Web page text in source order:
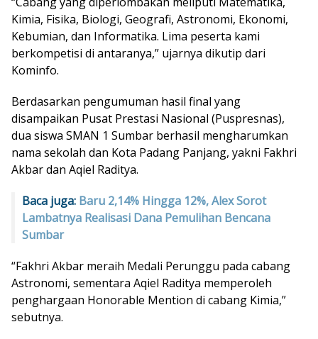
Kimia, Fisika, Biologi, Geografi, Astronomi, Ekonomi,
Kebumian, dan Informatika. Lima peserta kami
berkompetisi di antaranya,” ujarnya dikutip dari
Kominfo.
Berdasarkan pengumuman hasil final yang
disampaikan Pusat Prestasi Nasional (Puspresnas),
dua siswa SMAN 1 Sumbar berhasil mengharumkan
nama sekolah dan Kota Padang Panjang, yakni Fakhri
Akbar dan Aqiel Raditya.
Baca juga: Baru 2,14% Hingga 12%, Alex Sorot
Lambatnya Realisasi Dana Pemulihan Bencana
Sumbar
“Fakhri Akbar meraih Medali Perunggu pada cabang
Astronomi, sementara Aqiel Raditya memperoleh
penghargaan Honorable Mention di cabang Kimia,”
sebutnya.